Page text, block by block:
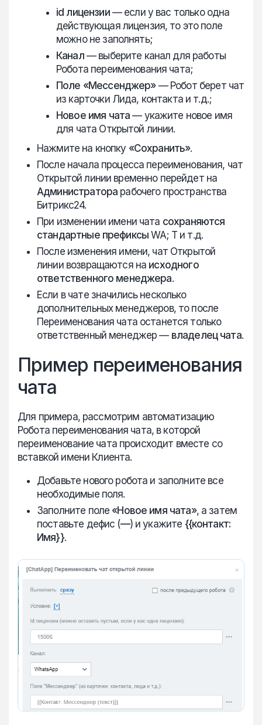
id лицензии— если у вас только одна
действующая лицензия, то это поле
можно не заполнять;
Канал— выберите канал для работы
Робота переименования чата;
Поле «Мессенджер»— Робот берет чат
из карточки Лида, контакта и т.д.;
Новое имя чата — укажите новое имя
для чата Открытой линии.
Нажмите на кнопку «Сохранить».
После начала процесса переименования, чат
Открытой линии временно перейдет на
Администратора рабочего пространства
Битрикс24.
При изменении имени чата сохраняются
стандартные префиксы WA; T и т.д.
После изменения имени, чат Открытой
линии возвращаются на исходного
ответственного менеджера.
Если в чате значились несколько
дополнительных менеджеров, то после
Переименования чата останется только
ответственный менеджер — владелец чата.
Пример переименования
чата
Для примера, рассмотрим автоматизацию
Робота переименования чата, в которой
переименование чата происходит вместе со
вставкой имени Клиента.
Добавьте нового робота и заполните все
необходимые поля.
Заполните поле «Новое имя чата», а затем
поставьте дефис (—) и укажите {{контакт:
Имя}}.